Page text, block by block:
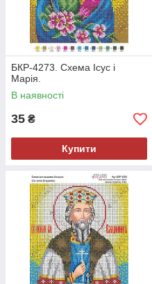
БКР-4273. Схема Ісус і
Марія.
В наявності
35 ₴
Купити